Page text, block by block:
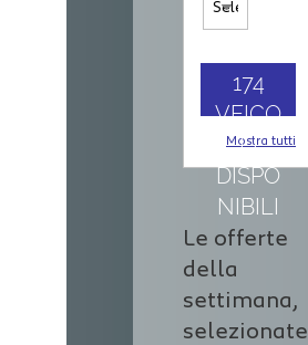
174
VEICO
LI
DISPO
NIBILI
Mostra tutti
Le offerte
della
settimana,
selezionate